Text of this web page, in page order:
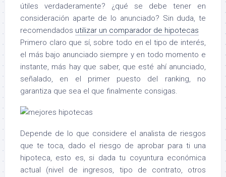
útiles verdaderamente? ¿qué se debe tener en
consideración aparte de lo anunciado? Sin duda, te
recomendados utilizar un comparador de hipotecas
Primero claro que sí, sobre todo en el tipo de interés,
el más bajo anunciado siempre y en todo momento e
instante, más hay que saber, que esté ahí anunciado,
señalado, en el primer puesto del ranking, no
garantiza que sea el que finalmente consigas.
Depende de lo que considere el analista de riesgos
que te toca, dado el riesgo de aprobar para ti una
hipoteca, esto es, si dada tu coyuntura económica
actual (nivel de ingresos, tipo de contrato, otros